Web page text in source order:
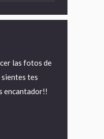
las fotos de
tes
encantador!!